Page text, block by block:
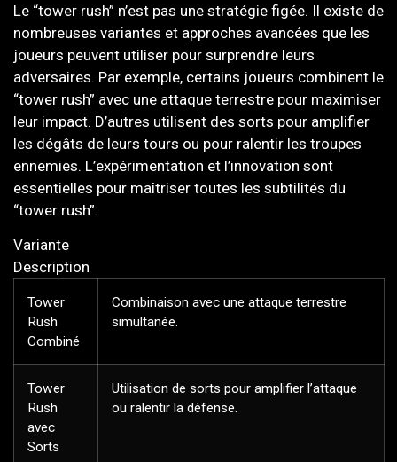
Le “tower rush” n’est pas une stratégie figée. Il existe de
nombreuses variantes et approches avancées que les
joueurs peuvent utiliser pour surprendre leurs
adversaires. Par exemple, certains joueurs combinent le
“tower rush” avec une attaque terrestre pour maximiser
leur impact. D’autres utilisent des sorts pour amplifier
les dégâts de leurs tours ou pour ralentir les troupes
ennemies. L’expérimentation et l’innovation sont
essentielles pour maîtriser toutes les subtilités du
“tower rush”.
Variante
Description
Tower
Rush
Combiné
Combinaison avec une attaque terrestre
simultanée.
Tower
Rush
avec
Sorts
Utilisation de sorts pour amplifier l’attaque
ou ralentir la défense.